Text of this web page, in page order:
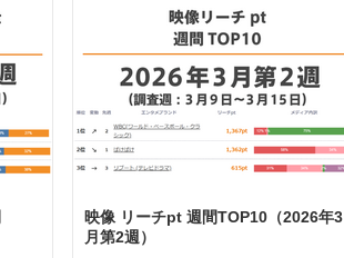
映像 リーチpt 週間TOP10（2026年3
月第2週）